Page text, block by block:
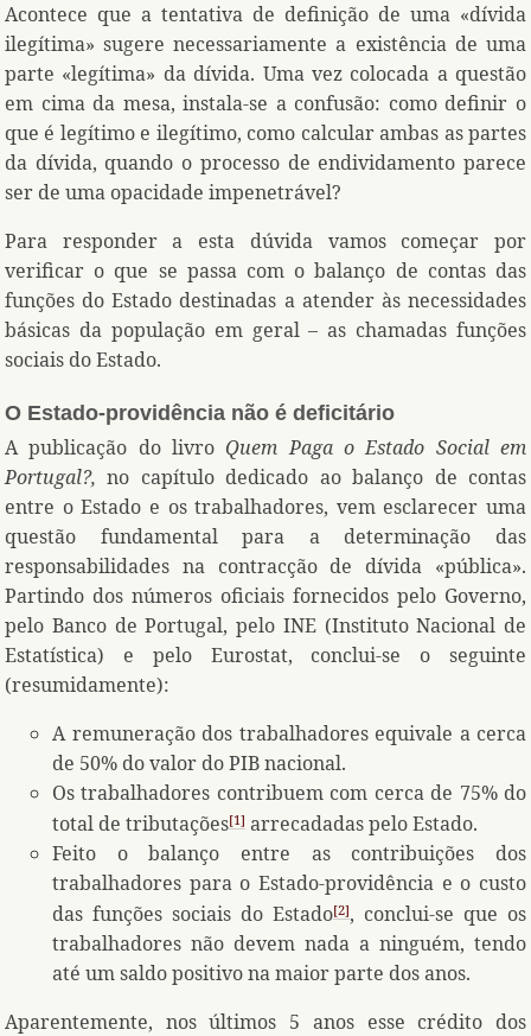
Acontece que a tentativa de definição de uma «dívida
ilegítima» sugere necessariamente a existência de uma
parte «legítima» da dívida. Uma vez colocada a questão
em cima da mesa, instala-se a confusão: como definir o
que é legítimo e ilegítimo, como calcular ambas as partes
da dívida, quando o processo de endividamento parece
ser de uma opacidade impenetrável?
Para responder a esta dúvida vamos começar por
verificar o que se passa com o balanço de contas das
funções do Estado destinadas a atender às necessidades
básicas da população em geral – as chamadas funções
sociais do Estado.
O Estado-providência não é deficitário
A publicação do livroQuem Paga o Estado Social em
Portugal?, no capítulo dedicado ao balanço de contas
entre o Estado e os trabalhadores, vem esclarecer uma
questão fundamental para a determinação das
responsabilidades na contracção de dívida «pública».
Partindo dos números oficiais fornecidos pelo Governo,
pelo Banco de Portugal, pelo INE (Instituto Nacional de
Estatística) e pelo Eurostat, conclui-se o seguinte
(resumidamente):
A remuneração dos trabalhadores equivale a cerca
de 50% do valor do PIB nacional.
Os trabalhadores contribuem com cerca de 75% do
total de tributações 1 arrecadadas pelo Estado.
Feito o balanço entre as contribuições dos
trabalhadores para o Estado-providência e o custo
das funções sociais do Estado 2 , conclui-se que os
trabalhadores não devem nada a ninguém, tendo
até um saldo positivo na maior parte dos anos.
Aparentemente, nos últimos 5 anos esse crédito dos